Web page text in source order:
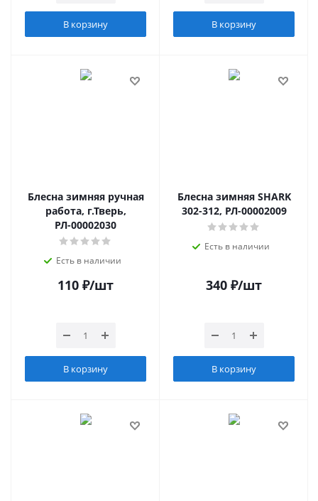
В корзину В корзину
Блесна зимняя ручная
работа, г.Тверь,
РЛ-00002030
Есть в наличии
110 ₽/шт
В корзину
Блесна зимняя SHARK
302-312, РЛ-00002009
Есть в наличии
340 ₽/шт
В корзину